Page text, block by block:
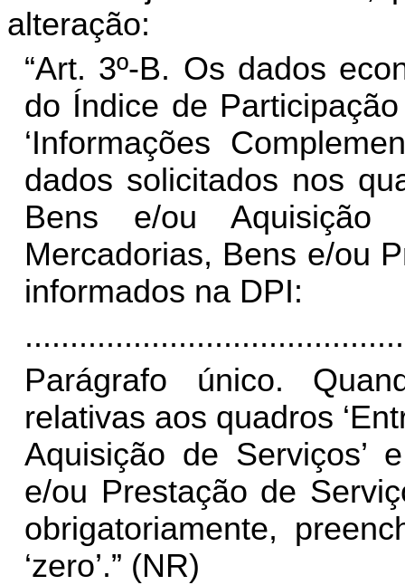
alteração:
“Art. 3º-B. Os dados
do Índice de
‘Informações
dados solicitados nos
Bens e/ou
Mercadorias, Bens e/ou
informados na DPI:
Parágrafo único.
relativas aos quadros
Aquisição de Serviços’
e/ou Prestação de
obrigatoriamente,
‘zero’.” (NR)